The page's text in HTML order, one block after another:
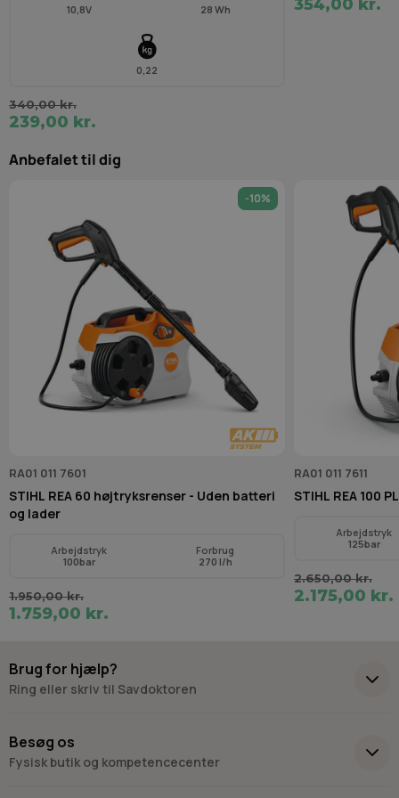
10,8V 28 Wh
0,22
340,00 kr.
239,00 kr.
354,00 kr.
Anbefalet til dig
-10%
RA01 011 7601
STIHL REA 60 højtryksrenser - Uden batteri
og lader
Arbejdstryk
100bar
Forbrug
270 l/h
1.950,00 kr.
1.759,00 kr.
RA01 011 7611
STIHL REA 100
Arbejdstryk
125bar
2.650,00 kr.
2.175,00 kr.
Brug for hjælp?
Ring eller skriv til Savdoktoren
Besøg os
Fysisk butik og kompetencecenter